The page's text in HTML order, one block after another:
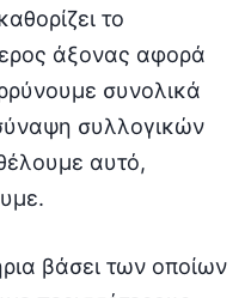
το
άξονας αφορά
συνολικά
συλλογικών
αυτό,
βάσει των οποίων